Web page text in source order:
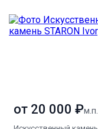
от 20 000 ₽м.п.